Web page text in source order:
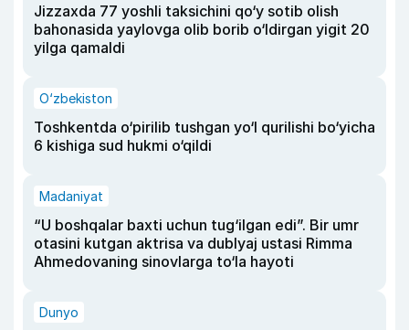
Jizzaxda 77 yoshli taksichini qo‘y sotib olish
bahonasida yaylovga olib borib o‘ldirgan yigit 20
yilga qamaldi
O‘zbekiston
Toshkentda o‘pirilib tushgan yo‘l qurilishi bo‘yicha
6 kishiga sud hukmi o‘qildi
Madaniyat
“U boshqalar baxti uchun tug‘ilgan edi”. Bir umr
otasini kutgan aktrisa va dublyaj ustasi Rimma
Ahmedovaning sinovlarga to‘la hayoti
Dunyo